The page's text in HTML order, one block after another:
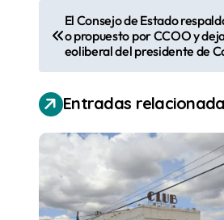
v
e
g
a
El Consejo de Estado
o propuesto por CCOO y
eoliberal del presidente de
Entradas